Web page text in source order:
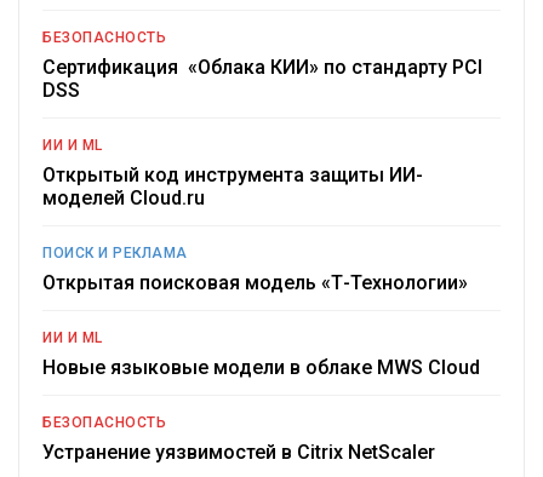
БЕЗОПАСНОСТЬ
Сертификация «Облака КИИ» по стандарту PCI
DSS
ИИ И ML
Открытый код инструмента защиты ИИ-
моделей Cloud.ru
ПОИСК И РЕКЛАМА
Открытая поисковая модель «Т-Технологии»
ИИ И ML
Новые языковые модели в облаке MWS Cloud
БЕЗОПАСНОСТЬ
Устранение уязвимостей в Citrix NetScaler